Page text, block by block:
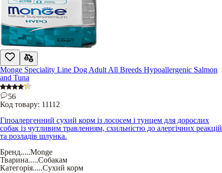
Monge Speciality Line Dog Adult All Breeds Hypoallergenic Salmon
and Tuna
56
Код товару: 11112
Гіпоалергенний сухий корм із лососем і тунцем для дорослих
собак із чутливим травленням, схильністю до алергічних реакцій
та розладів шлунка.
Бренд.....Monge
Тварина.....Собакам
Категорія.....Сухий корм